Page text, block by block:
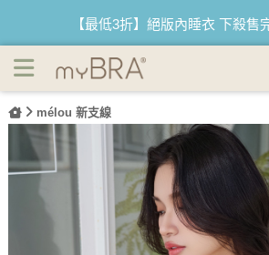
品牌
【優惠68折】內褲任選3件以上 1
【買內衣免運費】台灣滿1200運
【首購優惠】新客最高可折$150
【夏日滿額贈】把衣物壓縮收納
【父親節快樂】男內褲5件
mélou 新支線